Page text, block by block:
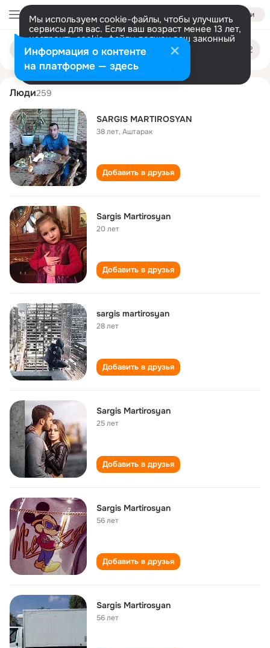
Войти
Мы используем cookie-файлы, чтобы улучшить
сервисы для вас. Если ваш возраст менее 13 лет,
настроить cookie-файлы должен ваш законный
представитель. Больше информации
Разрешить все Настроить
Поиск
людям
sargis martirosyan
Люди259
SARGIS MARTIROSYAN
38 лет,Аштарак
Добавить в друзья
Sargis Martirosyan
20 лет
Добавить в друзья
sargis martirosyan
28 лет
Добавить в друзья
Sargis Martirosyan
25 лет
Добавить в друзья
Sargis Martirosyan
56 лет
Добавить в друзья
Sargis Martirosyan
56 лет
Информация о контенте
на платформе — здесь